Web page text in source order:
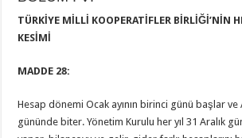
TÜRKİYE MİLLİ KOOPERATİFLER BİRLİĞİ’NİN
KESİMİ
MADDE 28:
Hesap dönemi Ocak ayının birinci günü başlar ve
gününde biter. Yönetim Kurulu her yıl 31 Aralık